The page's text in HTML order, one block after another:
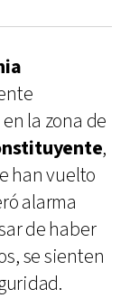
la zona de
,
han vuelto
alarma
de haber
se sienten